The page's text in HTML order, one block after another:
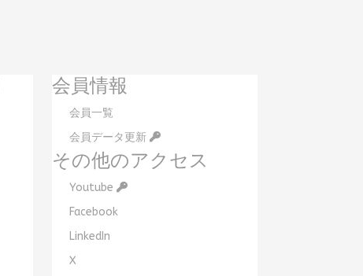
会員情報
会員一覧
会員データ更新
その他のアクセス
Youtube
Facebook
LinkedIn
X